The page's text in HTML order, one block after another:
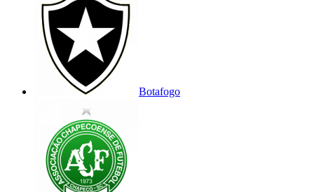
Botafogo